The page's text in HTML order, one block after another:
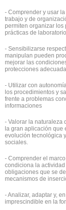
- Comprender y usar
trabajo y de
permiten organizar los
prácticas de laboratorio
- Sensibilizarse
manipulan pueden
mejorar las
protecciones
- Utilizar con
los procedimientos y
frente a problemas
informaciones
- Valorar la naturaleza
la gran aplicación que
evolución tecnológica
sociales.
- Comprender el
condiciona la
obligaciones que se
mecanismos de
- Analizar, adaptar y,
imprescindible en la